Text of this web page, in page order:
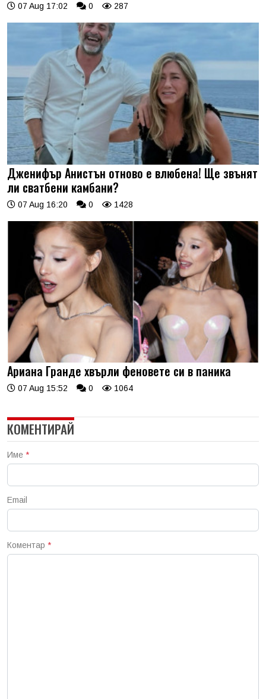
07 Aug 17:02 0 287
Дженифър Анистън отново е влюбена! Ще звънят
ли сватбени камбани?
07 Aug 16:20 0 1428
Ариана Гранде хвърли феновете си в паника
07 Aug 15:52 0 1064
КОМЕНТИРАЙ
Име *
Email
Коментар *